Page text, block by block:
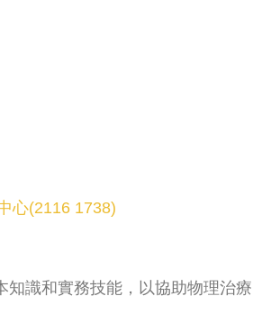
心(2116 1738)
識和實務技能，以協助物理治療